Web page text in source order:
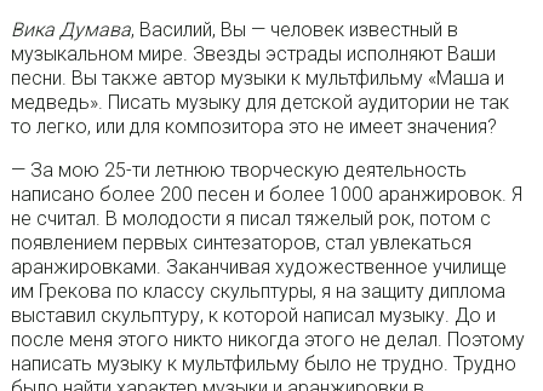
Вика Думава, Василий, Вы — человек известный в
музыкальном мире. Звезды эстрады исполняют Ваши
песни. Вы также автор музыки к мультфильму «Маша и
медведь». Писать музыку для детской аудитории не так
то легко, или для композитора это не имеет значения?
— За мою 25-ти летнюю творческую деятельность
написано более 200 песен и более 1000 аранжировок. Я
не считал. В молодости я писал тяжелый рок, потом с
появлением первых синтезаторов, стал увлекаться
аранжировками. Заканчивая художественное училище
им Грекова по классу скульптуры, я на защиту диплома
выставил скульптуру, к которой написал музыку. До и
после меня этого никто никогда этого не делал. Поэтому
написать музыку к мультфильму было не трудно. Трудно